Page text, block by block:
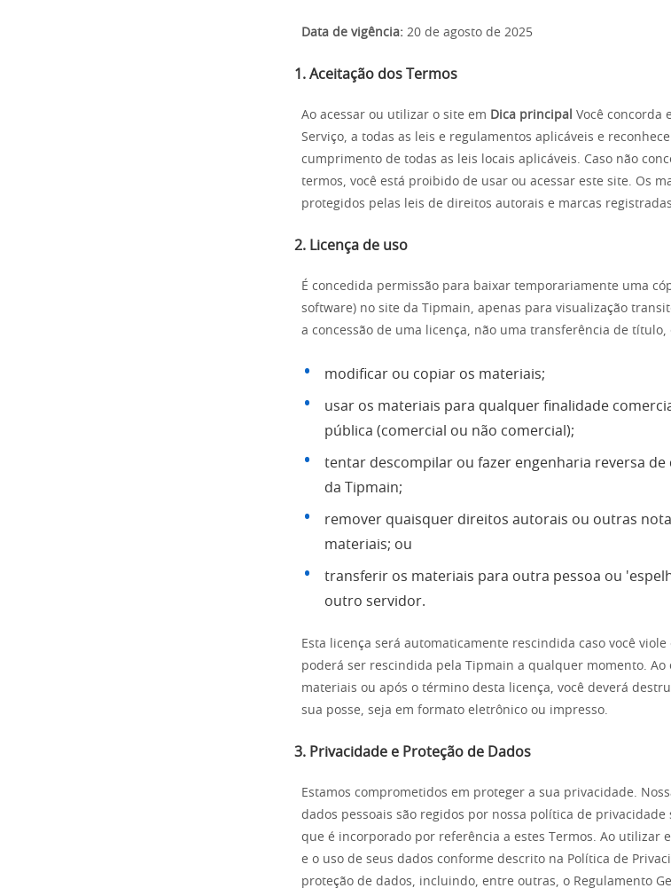
Data de vigência: 20 de agosto de 2025
1. Aceitação dos Termos
Ao acessar ou utilizar o site em Dica principal Você concorda
Serviço, a todas as leis e regulamentos aplicáveis e
cumprimento de todas as leis locais aplicáveis. Caso não
termos, você está proibido de usar ou acessar este site. Os
protegidos pelas leis de direitos autorais e marcas
2. Licença de uso
É concedida permissão para baixar temporariamente uma
software) no site da Tipmain, apenas para visualização
a concessão de uma licença, não uma transferência de título,
modificar ou copiar os materiais;
usar os materiais para qualquer finalidade
pública (comercial ou não comercial);
tentar descompilar ou fazer engenharia reversa
da Tipmain;
remover quaisquer direitos autorais ou outras
materiais; ou
transferir os materiais para outra pessoa ou
outro servidor.
Esta licença será automaticamente rescindida caso você
poderá ser rescindida pela Tipmain a qualquer momento. Ao
materiais ou após o término desta licença, você deverá
sua posse, seja em formato eletrônico ou impresso.
3. Privacidade e Proteção de Dados
Estamos comprometidos em proteger a sua privacidade.
dados pessoais são regidos por nossa política de privacidade
que é incorporado por referência a estes Termos. Ao utilizar
e o uso de seus dados conforme descrito na Política de
proteção de dados, incluindo, entre outras, o Regulamento